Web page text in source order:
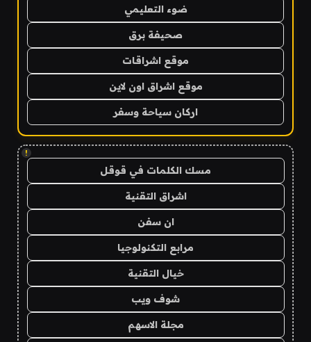
ضوء التعليمي
صحيفة برق
موقع اشراقات
موقع اشراق اون لاين
اركان سياحة وسفر
!
مسك الكلمات في قوقل
اشراق التقنية
ان سفن
مرابع التكنولوجيا
خيال التقنية
شوف ويب
مجلة الاسهم